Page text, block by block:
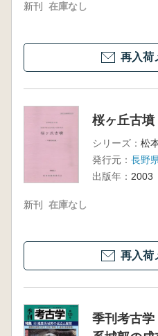
新刊 在庫なし
再入荷
桜ヶ丘古
シリーズ： 松
発行元： 長野
出版年： 2003
新刊 在庫なし
再入荷
季刊考古